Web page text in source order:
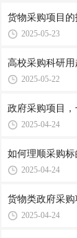
货物采购项目
2025-05-23
高校采购科研
2025-05-22
政府采购项目
2025-04-24
如何理顺采购
2025-04-24
货物类政府采
2025-04-24